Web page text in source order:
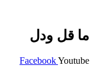
ما قل ودل
FacebookYoutube